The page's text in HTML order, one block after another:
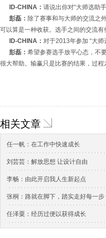
ID-CHINA： 请说出你对“大师选助手
彭磊： 除了赛事和与大师的交流之
可以算是一种收获。选手之间的交流
ID-CHINA： 对于2013年参加 “大师
彭磊： 希望参赛选手放平心态，不
很大帮助。输赢只是比赛的结果，过
相关文章
任一帆：在工作中快速成长
刘芸芸：解放思想 让设计自由
李畅：由此开启我人生新起点
张桐：路就在脚下，踏实走好每一步
任泽粟：经历过便以获得成长